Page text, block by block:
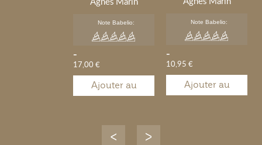
Note Babelio:
-
17,00 €
Ajouter au
Note Babelio:
-
10,95 €
Ajouter au